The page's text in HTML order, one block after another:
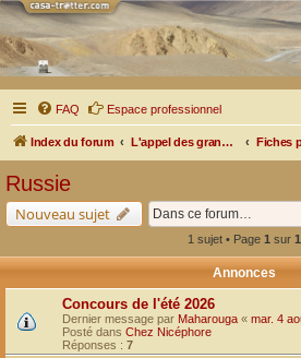
FAQ Espace professionnel
Index du forum L'appel des grands espaces
Russie
Nouveau sujet
1 sujet • Page 1 sur 1
Annonces
Concours de l'été 2026
Dernier message par Maharouga « mar. 4
Posté dans Chez Nicéphore
Réponses : 7